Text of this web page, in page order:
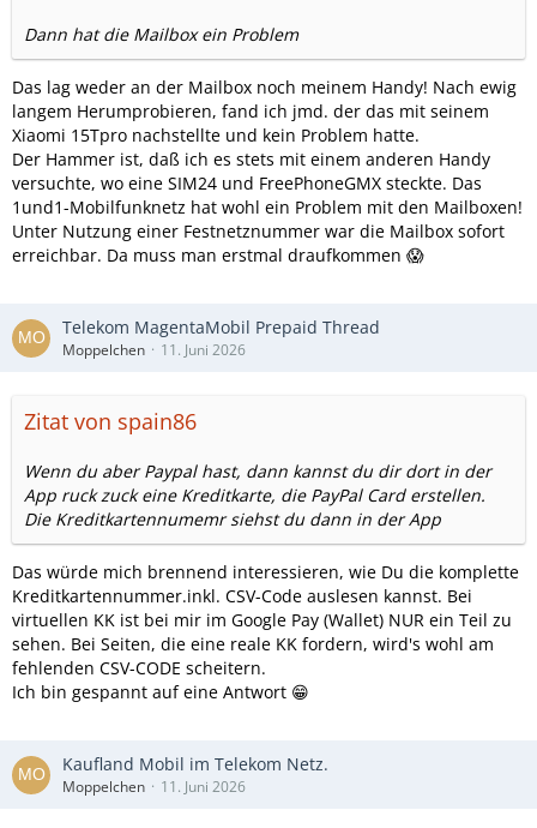
Dann hat die Mailbox ein Problem
Das lag weder an der Mailbox noch meinem Handy! Nach ewig
langem Herumprobieren, fand ich jmd. der das mit seinem
Xiaomi 15Tpro nachstellte und kein Problem hatte.
Der Hammer ist, daß ich es stets mit einem anderen Handy
versuchte, wo eine SIM24 und FreePhoneGMX steckte. Das
1und1-Mobilfunknetz hat wohl ein Problem mit den Mailboxen!
Unter Nutzung einer Festnetznummer war die Mailbox sofort
erreichbar. Da muss man erstmal draufkommen 😱
Telekom MagentaMobil Prepaid Thread
Moppelchen 11. Juni 2026
Zitat von spain86
Wenn du aber Paypal hast, dann kannst du dir dort in der
App ruck zuck eine Kreditkarte, die PayPal Card erstellen.
Die Kreditkartennumemr siehst du dann in der App
Das würde mich brennend interessieren, wie Du die komplette
Kreditkartennummer.inkl. CSV-Code auslesen kannst. Bei
virtuellen KK ist bei mir im Google Pay (Wallet) NUR ein Teil zu
sehen. Bei Seiten, die eine reale KK fordern, wird's wohl am
fehlenden CSV-CODE scheitern.
Ich bin gespannt auf eine Antwort 😁
Kaufland Mobil im Telekom Netz.
Moppelchen 11. Juni 2026